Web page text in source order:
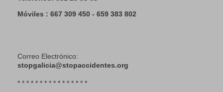
Móviles : 667 309 450 - 659 383 802
Correo Electrónico:
stopgalicia@stopaccidentes.org
* * * * * * * * * * * * * * * *